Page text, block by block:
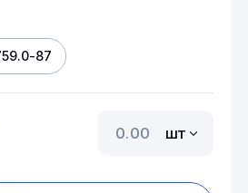
87
шт